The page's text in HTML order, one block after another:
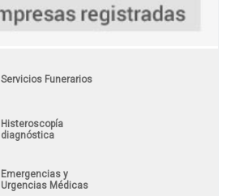
Servicios Funerarios
Histeroscopía
diagnóstica
Emergencias y
Urgencias Médicas